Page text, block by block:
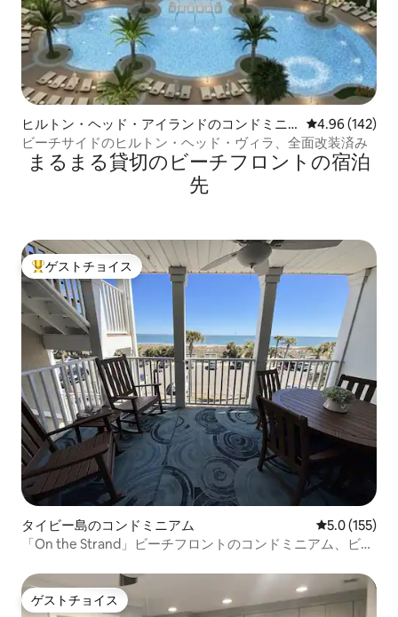
ヒルトン・ヘッド・アイランドのコンドミニ
アム
レビュー142
4.96 (142)
ビーチサイドのヒルトン・ヘッド・ヴィラ、全面改装済み
まるまる貸切のビーチフロントの宿泊
先
大好評のゲストチョイスです。
ゲストチョイス
タイビー島のコンドミニアム レビュー155
5.0 (155)
「On the Strand」ビーチフロントのコンドミニアム、ビー
ゲストチョイス
ゲストチョイス